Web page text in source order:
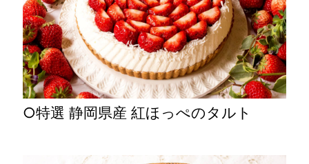
○特選 静岡県産 紅ほっぺのタルト